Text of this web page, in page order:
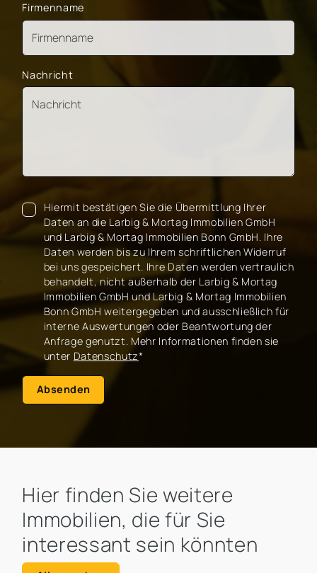
Firmenname
Nachricht
Hiermit bestätigen Sie die Übermittlung Ihrer
Daten an die Larbig & Mortag Immobilien GmbH
und Larbig & Mortag Immobilien Bonn GmbH. Ihre
Daten werden bis zu Ihrem schriftlichen Widerruf
bei uns gespeichert. Ihre Daten werden vertraulich
behandelt, nicht außerhalb der Larbig & Mortag
Immobilien GmbH und Larbig & Mortag Immobilien
Bonn GmbH weitergegeben und ausschließlich für
interne Auswertungen oder Beantwortung der
Anfrage genutzt. Mehr Informationen finden sie
unter Datenschutz*
Absenden
Hier finden Sie weitere
Immobilien, die für Sie
interessant sein könnten